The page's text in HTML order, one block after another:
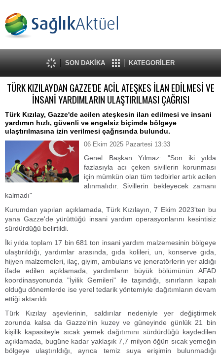
SON DAKİKA KATEGORİLER
TÜRK KIZILAYDAN GAZZE'DE ACİL ATEŞKES İLAN EDİLMESİ VE
İNSANİ YARDIMLARIN ULAŞTIRILMASI ÇAĞRISI
Türk Kızılay, Gazze'de acilen ateşkesin ilan edilmesi ve insani
yardımın hızlı, güvenli ve engelsiz biçimde bölgeye
ulaştırılmasına izin verilmesi çağrısında bulundu.
06 Ekim 2025 Pazartesi 13:33
Genel Başkan Yılmaz: "Son iki yılda
fazlasıyla acı çeken sivillerin korunması
için mümkün olan tüm tedbirler artık acilen
alınmalıdır. Sivillerin bekleyecek zamanı
kalmadı"
Kurumdan yapılan açıklamada, Türk Kızılayın, 7 Ekim 2023'ten bu
yana Gazze'de yürüttüğü insani yardım operasyonlarını kesintisiz
sürdürdüğü belirtildi.
İki yılda toplam 17 bin 681 ton insani yardım malzemesinin bölgeye
ulaştırıldığı, yardımlar arasında, gıda kolileri, un, konserve gıda,
hijyen malzemeleri, ilaç, giyim, ambulans ve jeneratörlerin yer aldığı
ifade edilen açıklamada, yardımların büyük bölümünün AFAD
koordinasyonunda "İyilik Gemileri" ile taşındığı, sınırların kapalı
olduğu dönemlerde ise yerel tedarik yöntemiyle dağıtımların devam
ettiği aktarıldı.
Türk Kızılay aşevlerinin, saldırılar nedeniyle yer değiştirmek
zorunda kalsa da Gazze'nin kuzey ve güneyinde günlük 21 bin
kişilik kapasiteyle sıcak yemek dağıtımını sürdürdüğü kaydedilen
açıklamada, bugüne kadar yaklaşık 7,7 milyon öğün sıcak yemeğin
bölgeye ulaştırıldığı, ayrıca temiz suya erişimin bulunmadığı